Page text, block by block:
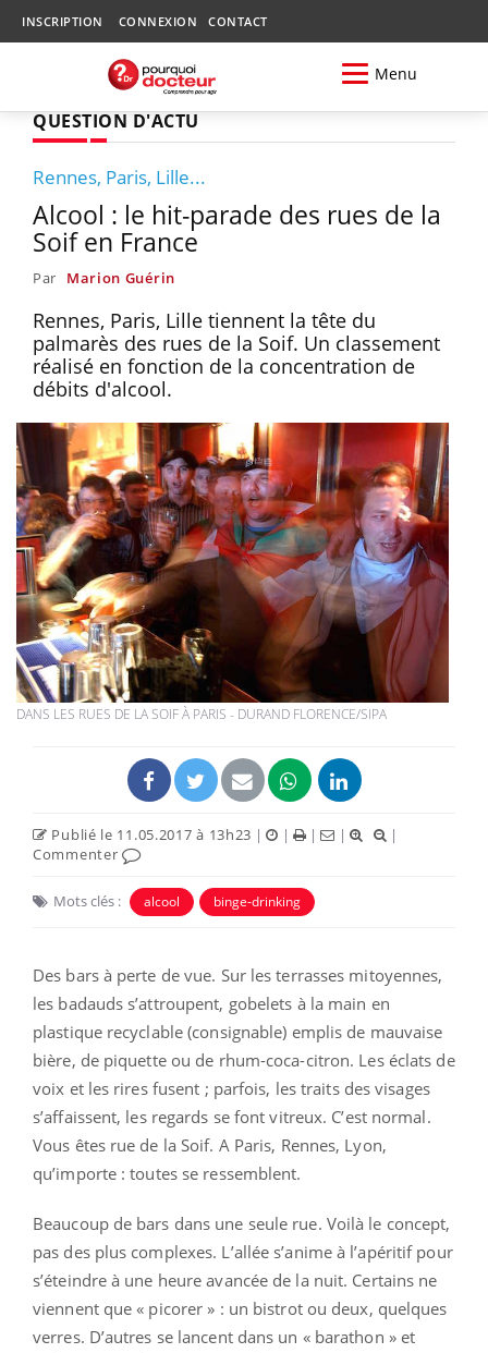
INSCRIPTION CONNEXION CONTACT
Menu
QUESTION D'ACTU
Rennes, Paris, Lille...
Alcool : le hit-parade des rues de la
Soif en France
Par Marion Guérin
Rennes, Paris, Lille tiennent la tête du
palmarès des rues de la Soif. Un classement
réalisé en fonction de la concentration de
débits d'alcool.
DANS LES RUES DE LA SOIF À PARIS - DURAND FLORENCE/SIPA
Publié le 11.05.2017 à 13h23 | | | |
|
Commenter
Mots clés : alcool binge-drinking
Des bars à perte de vue. Sur les terrasses mitoyennes,
les badauds s’attroupent, gobelets à la main en
plastique recyclable (consignable) emplis de mauvaise
bière, de piquette ou de rhum-coca-citron. Les éclats de
voix et les rires fusent ; parfois, les traits des visages
s’affaissent, les regards se font vitreux. C’est normal.
Vous êtes rue de la Soif. A Paris, Rennes, Lyon,
qu’importe : toutes se ressemblent.
Beaucoup de bars dans une seule rue. Voilà le concept,
pas des plus complexes. L’allée s’anime à l’apéritif pour
s’éteindre à une heure avancée de la nuit. Certains ne
viennent que « picorer » : un bistrot ou deux, quelques
verres. D’autres se lancent dans un « barathon » et